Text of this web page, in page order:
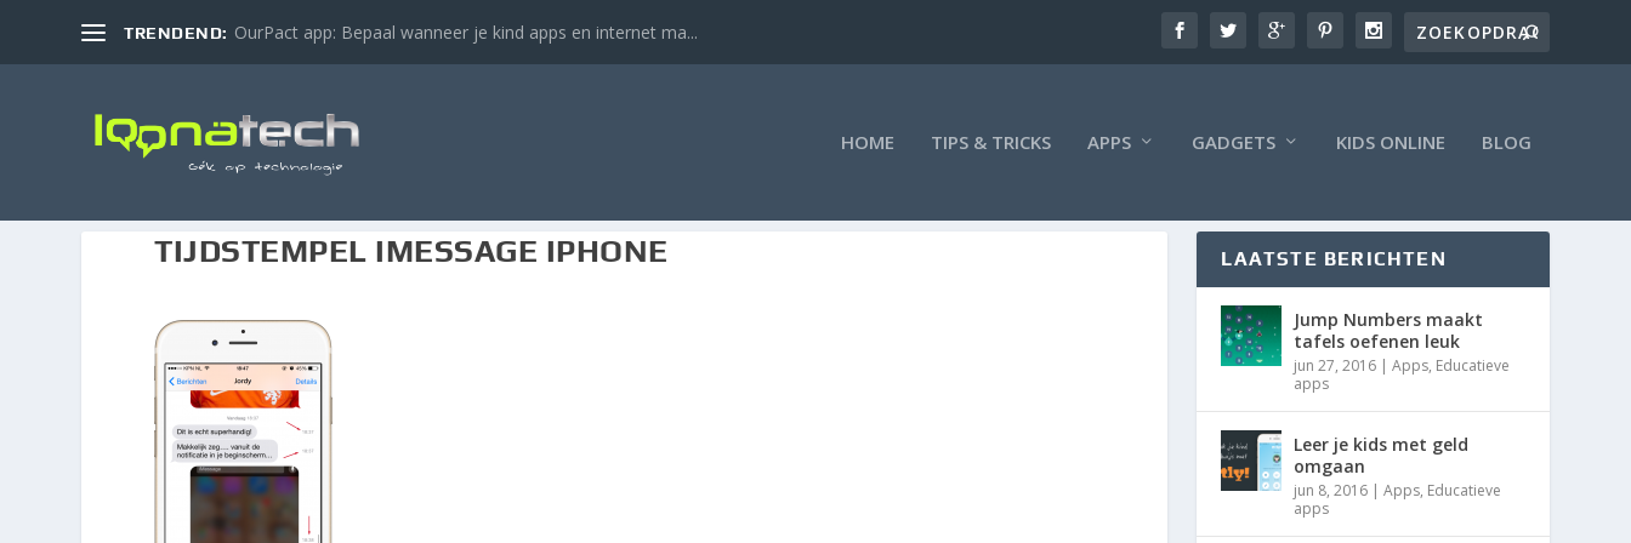
TRENDEND: OurPact app: Bepaal wanneer je kind apps en internet ma...
HOME TIPS & TRICKS APPS GADGETS KIDS ONLINE BLOG
TIJDSTEMPEL IMESSAGE IPHONE LAATSTE BERICHTEN
Jump Numbers maakt
tafels oefenen leuk
jun 27, 2016 |Apps, Educatieve
apps
Leer je kids met geld
omgaan
jun 8, 2016 |Apps, Educatieve
apps